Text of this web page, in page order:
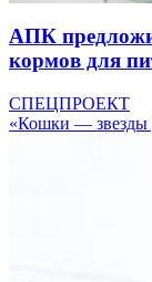
АПК
кормов для
СПЕЦПРОЕКТ
«Кошки — звезды